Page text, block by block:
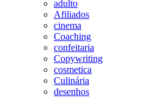
adulto
Afiliados
cinema
Coaching
confeitaria
Copywriting
cosmetica
Culinária
desenhos